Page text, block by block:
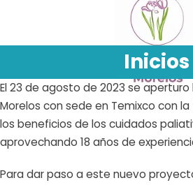
Inicios
El 23 de agosto de 2023 se aperturo
Morelos con sede en Temixco con
los beneficios de los cuidados
aprovechando 18 años de
Para dar paso a este nuevo